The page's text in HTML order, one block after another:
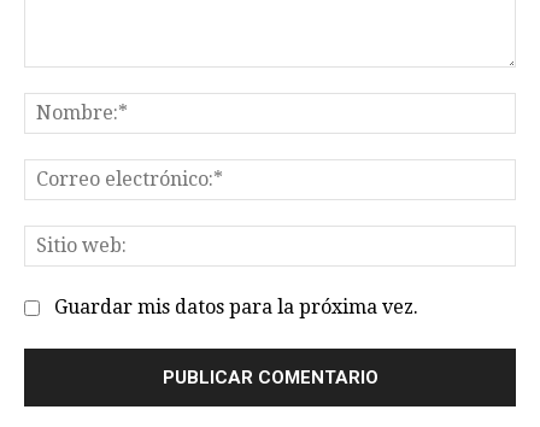
Guardar mis datos para la próxima vez.